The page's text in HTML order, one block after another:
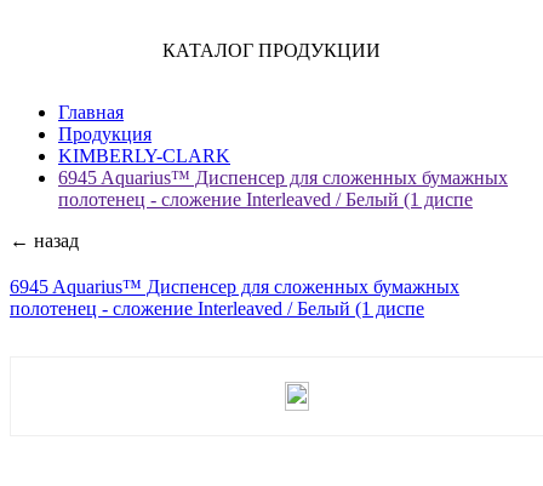
КАТАЛОГ ПРОДУКЦИИ
Главная
Продукция
KIMBERLY-CLARK
6945 Aquarius™ Диспенсер для сложенных бумажных
полотенец - сложение Interleaved / Белый (1 диспе
← назад
6945 Aquarius™ Диспенсер для сложенных бумажных
полотенец - сложение Interleaved / Белый (1 диспе